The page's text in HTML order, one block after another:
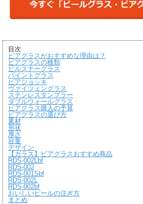
目次
ビアグラスがおすすめな理由は？
ビアグラスの種類
ピルスナーグラス
パイントグラス
ビアジョッキ
ヴァイツェングラス
ステンレスタンブラー
ダブルウォールグラス
ビアグラス購入の予算
ビアグラスの選び方
素材
形状
厚さ
容量
デザイン
【ガラス】ビアグラスおすすめ商品
RDS-002Lbf
RDS-002
RDS-001Sbf
RDS-002L
RDS-002bf
おいしいビールの注ぎ方
まとめ